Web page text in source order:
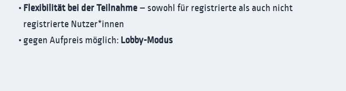
Flexibilität bei der Teilnahme– sowohl für registrierte als auch nicht
registrierte Nutzer*innen
gegen Aufpreis möglich: Lobby-Modus